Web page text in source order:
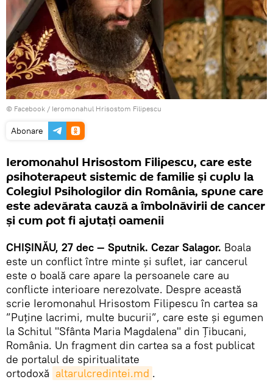
© Facebook / Ieromonahul Hrisostom Filipescu
Abonare
Ieromonahul Hrisostom Filipescu, care este
psihoterapeut sistemic de familie și cuplu la
Colegiul Psihologilor din România, spune care
este adevărata cauză a îmbolnăvirii de cancer
și cum pot fi ajutați oamenii
CHIȘINĂU, 27 dec — Sputnik. Cezar Salagor. Boala
este un conflict între minte și suflet, iar cancerul
este o boală care apare la persoanele care au
conflicte interioare nerezolvate. Despre această
scrie Ieromonahul Hrisostom Filipescu în cartea sa
”Puține lacrimi, multe bucurii”, care este și egumen
la Schitul "Sfânta Maria Magdalena" din Ţibucani,
România. Un fragment din cartea sa a fost publicat
de portalul de spiritualitate
ortodoxă altarulcredintei.md .